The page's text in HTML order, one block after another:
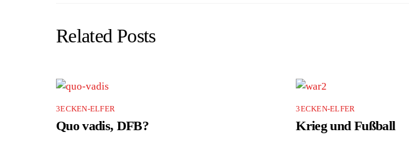
Related Posts
3ECKEN-ELFER
Quo vadis, DFB?
3ECKEN-ELFER
Krieg und Fußball